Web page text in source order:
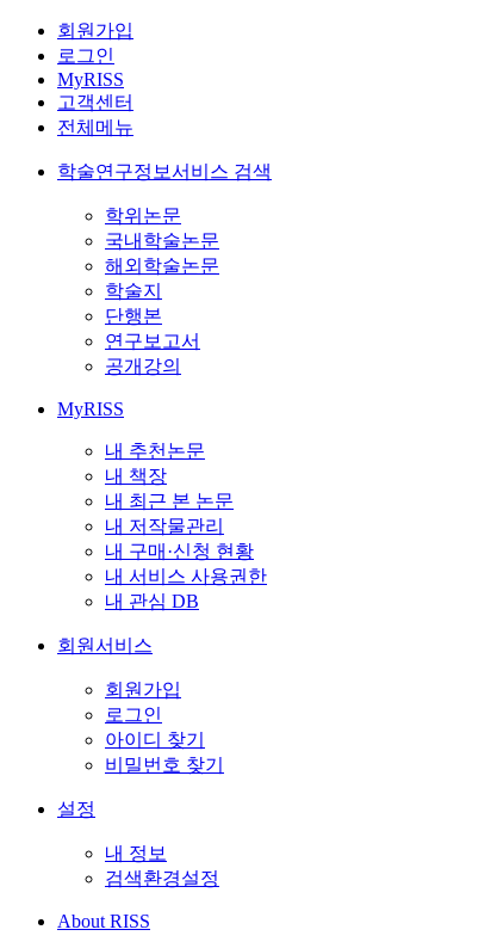
회원가입
로그인
MyRISS
고객센터
전체메뉴
학술연구정보서비스 검색
학위논문
국내학술논문
해외학술논문
학술지
단행본
연구보고서
공개강의
MyRISS
내 추천논문
내 책장
내 최근 본 논문
내 저작물관리
내 구매·신청 현황
내 서비스 사용권한
내 관심 DB
회원서비스
회원가입
로그인
아이디 찾기
비밀번호 찾기
설정
내 정보
검색환경설정
About RISS